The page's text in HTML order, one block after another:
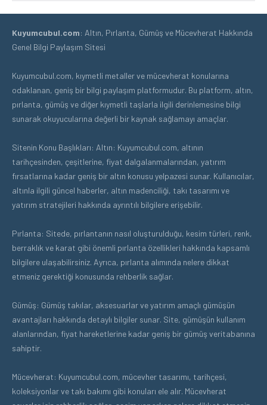
Kuyumcubul.com: Altın, Pırlanta, Gümüş ve Mücevherat Hakkında
Genel Bilgi Paylaşım Sitesi
Kuyumcubul.com, kıymetli metaller ve mücevherat konularına
odaklanan, geniş bir bilgi paylaşım platformudur. Bu platform, altın,
pırlanta, gümüş ve diğer kıymetli taşlarla ilgili derinlemesine bilgi
sunarak okuyucularına değerli bir kaynak sağlamayı amaçlar.
Sitenin Konu Başlıkları: Altın: Kuyumcubul.com, altının
tarihçesinden, çeşitlerine, fiyat dalgalanmalarından, yatırım
fırsatlarına kadar geniş bir altın konusu yelpazesi sunar. Kullanıcılar,
altınla ilgili güncel haberler, altın madenciliği, takı tasarımı ve
yatırım stratejileri hakkında ayrıntılı bilgilere erişebilir.
Pırlanta: Sitede, pırlantanın nasıl oluşturulduğu, kesim türleri, renk,
berraklık ve karat gibi önemli pırlanta özellikleri hakkında kapsamlı
bilgilere ulaşabilirsiniz. Ayrıca, pırlanta alımında nelere dikkat
etmeniz gerektiği konusunda rehberlik sağlar.
Gümüş: Gümüş takılar, aksesuarlar ve yatırım amaçlı gümüşün
avantajları hakkında detaylı bilgiler sunar. Site, gümüşün kullanım
alanlarından, fiyat hareketlerine kadar geniş bir gümüş veritabanına
sahiptir.
Mücevherat: Kuyumcubul.com, mücevher tasarımı, tarihçesi,
koleksiyonlar ve takı bakımı gibi konuları ele alır. Mücevherat